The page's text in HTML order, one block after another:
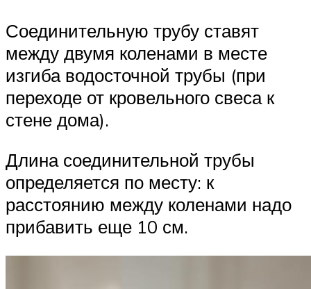
Соединительную трубу ставят
между двумя коленами в месте
изгиба водосточной трубы (при
переходе от кровельного свеса к
стене дома).
Длина соединительной трубы
определяется по месту: к
расстоянию между коленами надо
прибавить еще 10 см.